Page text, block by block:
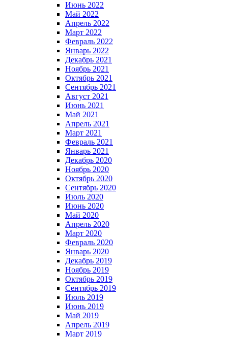
Июнь 2022
Май 2022
Апрель 2022
Март 2022
Февраль 2022
Январь 2022
Декабрь 2021
Ноябрь 2021
Октябрь 2021
Сентябрь 2021
Август 2021
Июнь 2021
Май 2021
Апрель 2021
Март 2021
Февраль 2021
Январь 2021
Декабрь 2020
Ноябрь 2020
Октябрь 2020
Сентябрь 2020
Июль 2020
Июнь 2020
Май 2020
Апрель 2020
Март 2020
Февраль 2020
Январь 2020
Декабрь 2019
Ноябрь 2019
Октябрь 2019
Сентябрь 2019
Июль 2019
Июнь 2019
Май 2019
Апрель 2019
Март 2019